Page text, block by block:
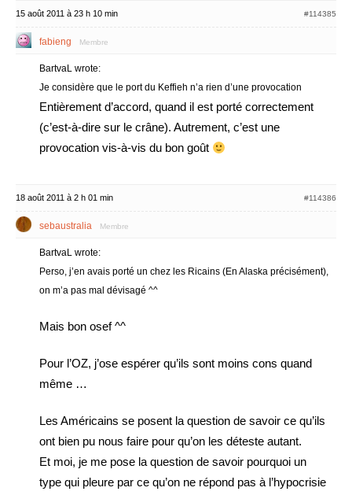
15 août 2011 à 23 h 10 min #114385
fabieng Membre
BartvaL wrote:
Je considère que le port du Keffieh n’a rien d’une provocation
Entièrement d’accord, quand il est porté correctement
(c’est-à-dire sur le crâne). Autrement, c’est une
provocation vis-à-vis du bon goût
18 août 2011 à 2 h 01 min #114386
sebaustralia Membre
BartvaL wrote:
Perso, j’en avais porté un chez les Ricains (En Alaska précisément),
on m’a pas mal dévisagé ^^
Mais bon osef ^^
Pour l’OZ, j’ose espérer qu’ils sont moins cons quand
même …
Les Américains se posent la question de savoir ce qu’ils
ont bien pu nous faire pour qu’on les déteste autant.
Et moi, je me pose la question de savoir pourquoi un
type qui pleure par ce qu’on ne répond pas à l’hypocrisie